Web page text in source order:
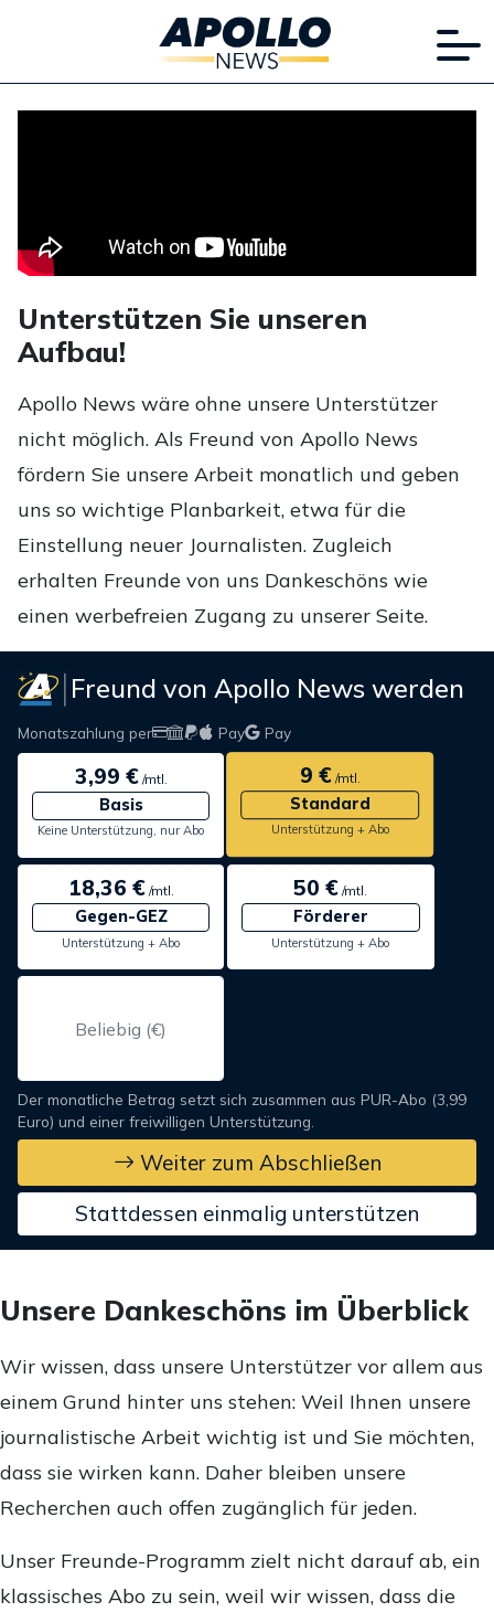
Unterstützen Sie unseren
Aufbau!
Apollo News wäre ohne unsere Unterstützer
nicht möglich. Als Freund von Apollo News
fördern Sie unsere Arbeit monatlich und geben
uns so wichtige Planbarkeit, etwa für die
Einstellung neuer Journalisten. Zugleich
erhalten Freunde von uns Dankeschöns wie
einen werbefreien Zugang zu unserer Seite.
Freund von Apollo News werden
Monatszahlung per Pay Pay
3,99 €/mtl.
Basis
Keine Unterstützung, nur Abo
9 €/mtl.
Standard
Unterstützung + Abo
18,36 €/mtl.
Gegen-GEZ
Unterstützung + Abo
50 € /mtl.
Förderer
Unterstützung + Abo
Der monatliche Betrag setzt sich zusammen aus PUR-Abo (3,99
Euro) und einer freiwilligen Unterstützung.
Weiter zum Abschließen
Stattdessen einmalig unterstützen
Unsere Dankeschöns im Überblick
Wir wissen, dass unsere Unterstützer vor allem aus
einem Grund hinter uns stehen: Weil Ihnen unsere
journalistische Arbeit wichtig ist und Sie möchten,
dass sie wirken kann. Daher bleiben unsere
Recherchen auch offen zugänglich für jeden.
Unser Freunde-Programm zielt nicht darauf ab, ein
klassisches Abo zu sein, weil wir wissen, dass die